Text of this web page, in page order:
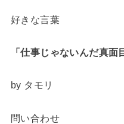
好きな言葉
「仕事じゃないんだ真面
by タモリ
問い合わせ